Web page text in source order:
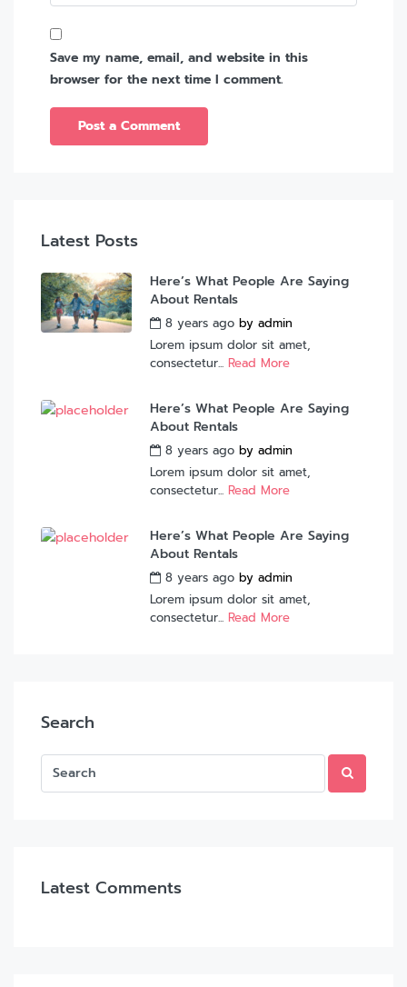
Save my name, email, and website in this
browser for the next time I comment.
Latest Posts
Here’s What People Are Saying
About Rentals
8 years ago by admin
Lorem ipsum dolor sit amet,
consectetur... Read More
Here’s What People Are Saying
About Rentals
8 years ago by admin
Lorem ipsum dolor sit amet,
consectetur... Read More
Here’s What People Are Saying
About Rentals
8 years ago by admin
Lorem ipsum dolor sit amet,
consectetur... Read More
Search
Latest Comments